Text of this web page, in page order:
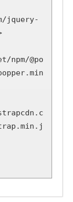
jquery-
@po